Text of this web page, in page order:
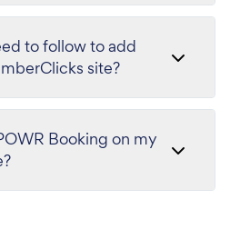
to follow to add
site?
Booking on my